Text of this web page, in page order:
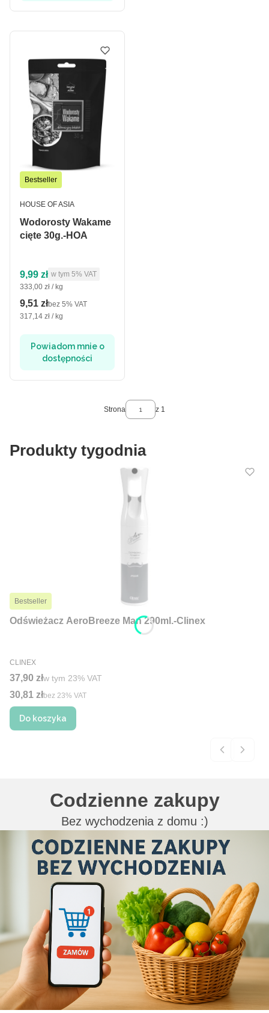
Bestseller
Wodorosty Wakame
cięte 30g.-HOA
PRODUCENT
HOUSE OF ASIA
Cena brutto
9,99 zł w tym %s VAT
w tym 5% VAT
Cena jednostkowa brutto
333,00 zł / kg
Cena netto
9,51 złbez 5% VAT
Cena jednostkowa netto
317,14 zł / kg
Powiadom mnie o
dostępności
Strona z 1
Produkty tygodnia
Bestseller
Odświeżacz AeroBreeze Man 290ml.-Clinex
PRODUCENT
CLINEX
Cena brutto
37,90 złw tym %s VAT
w tym 23% VAT
Cena netto
30,81 złbez 23% VAT
Do koszyka
Codzienne zakupy
Bez wychodzenia z domu :)